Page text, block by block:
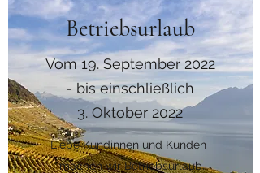
Kontaktiere uns
09466/170
Betriebsurlaub
Vom 19. September 2022
- bis einschließlich
3. Oktober 2022
Liebe Kundinnen und Kunden
machen wir Betriebsurlaub.